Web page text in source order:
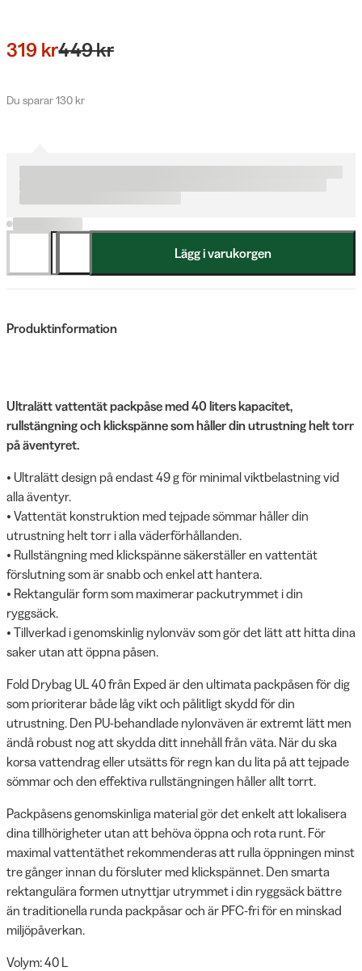
319 kr449 kr
Du sparar 130 kr
Lägg i varukorgen
Produktinformation
Ultralätt vattentät packpåse med 40 liters kapacitet,
rullstängning och klickspänne som håller din utrustning helt torr
på äventyret.
• Ultralätt design på endast 49 g för minimal viktbelastning vid
alla äventyr.
• Vattentät konstruktion med tejpade sömmar håller din
utrustning helt torr i alla väderförhållanden.
• Rullstängning med klickspänne säkerställer en vattentät
förslutning som är snabb och enkel att hantera.
• Rektangulär form som maximerar packutrymmet i din
ryggsäck.
• Tillverkad i genomskinlig nylonväv som gör det lätt att hitta dina
saker utan att öppna påsen.
Fold Drybag UL 40 från Exped är den ultimata packpåsen för dig
som prioriterar både låg vikt och pålitligt skydd för din
utrustning. Den PU-behandlade nylonväven är extremt lätt men
ändå robust nog att skydda ditt innehåll från väta. När du ska
korsa vattendrag eller utsätts för regn kan du lita på att tejpade
sömmar och den effektiva rullstängningen håller allt torrt.
Packpåsens genomskinliga material gör det enkelt att lokalisera
dina tillhörigheter utan att behöva öppna och rota runt. För
maximal vattentäthet rekommenderas att rulla öppningen minst
tre gånger innan du försluter med klickspännet. Den smarta
rektangulära formen utnyttjar utrymmet i din ryggsäck bättre
än traditionella runda packpåsar och är PFC-fri för en minskad
miljöpåverkan.
Volym: 40 L